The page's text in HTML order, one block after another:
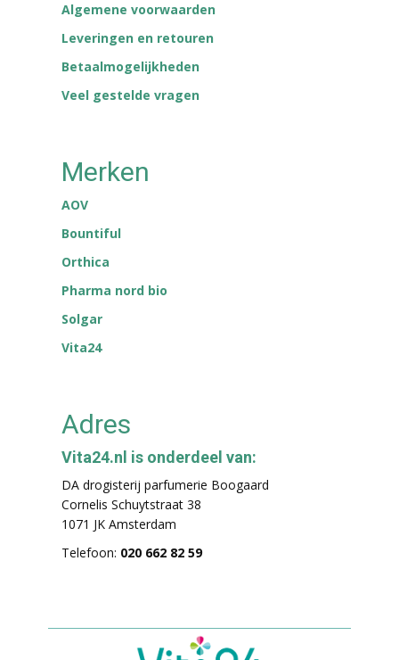
Algemene voorwaarden
Leveringen en retouren
Betaalmogelijkheden
Veel gestelde vragen
Merken
AOV
Bountiful
Orthica
Pharma nord bio
Solgar
Vita24
Adres
Vita24.nl is onderdeel van:
DA drogisterij parfumerie Boogaard
Cornelis Schuytstraat 38
1071 JK Amsterdam
Telefoon: 020 662 82 59